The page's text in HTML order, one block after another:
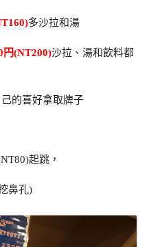
多沙拉和湯
円(NT200)沙拉、湯和飲料都
的喜好拿取牌子
起跳，
鼻孔)